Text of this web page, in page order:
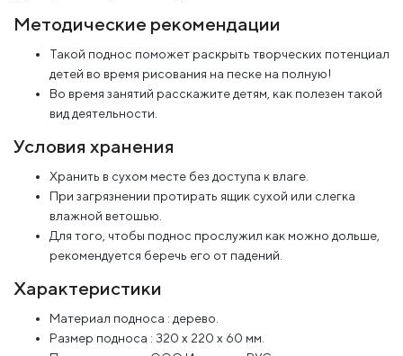
Методические рекомендации
Такой поднос поможет раскрыть творческих потенциал
детей во время рисования на песке на полную!
Во время занятий расскажите детям, как полезен такой
вид деятельности.
Условия хранения
Хранить в сухом месте без доступа к влаге.
При загрязнении протирать ящик сухой или слегка
влажной ветошью.
Для того, чтобы поднос прослужил как можно дольше,
рекомендуется беречь его от падений.
Характеристики
Материал подноса : дерево.
Размер подноса : 320 х 220 х 60 мм.